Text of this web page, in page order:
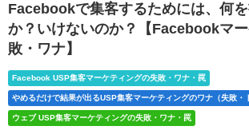
Facebookで集客するためには、何
か？いけないのか？【Facebookマ
敗・ワナ】
Facebook USP集客マーケティングの失敗・ワナ・罠
やめるだけで結果が出るUSP集客マーケティングのワナ（失敗・
ウェブ USP集客マーケティングの失敗・ワナ・罠